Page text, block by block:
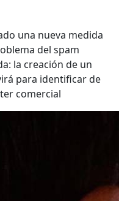
una nueva medida
del spam
la creación de un
para identificar de
comercial